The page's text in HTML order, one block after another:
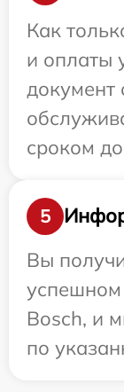
Как
и оплаты
документ
сроком
5
Вы
успешном
Bosch, и
по